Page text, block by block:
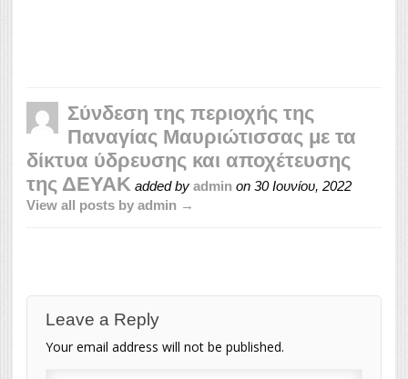
Σύνδεση της περιοχής της
Παναγίας Μαυριώτισσας με τα
δίκτυα ύδρευσης και αποχέτευσης
της ΔΕΥΑΚ added by admin on 30 Ιουνίου, 2022
View all posts by admin →
Leave a Reply
Your email address will not be published.